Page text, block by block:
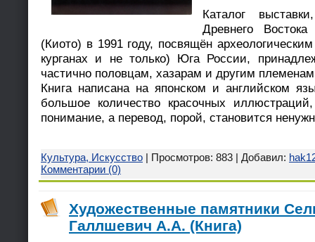
Каталог
Древнего
(Киото) в 1991 году, посвящён
курганах и не только) Юга России,
частично половцам, хазарам и другим
Книга написана на японском и английском
большое количество красочных
понимание, а перевод, порой, становится
Культура, Искусство | Просмотров: 883 | Добавил:
Комментарии (0)
Художественные памятники
Галлшевич А.А. (Книга)